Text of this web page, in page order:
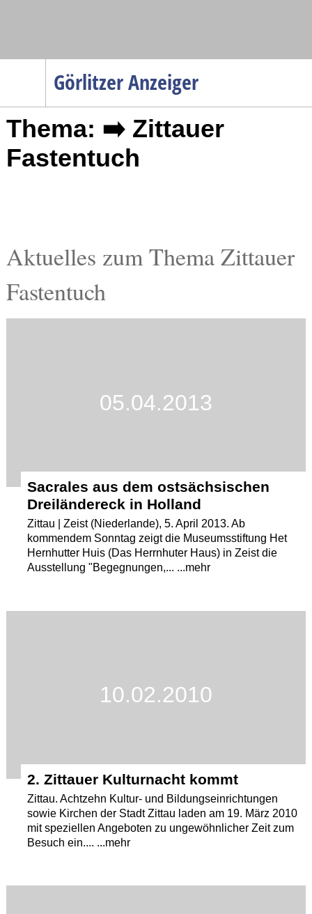
Görlitzer Anzeiger
Menüpunkte
Startseite
Gesellschaft
Gesundheit
Kultur
Thema: ➡️ Zittauer
Fastentuch
Aktuelles zum Thema Zittauer
Fastentuch
05.04.2013
Sacrales aus dem ostsächsischen
Dreiländereck in Holland
Zittau | Zeist (Niederlande), 5. April 2013. Ab
kommendem Sonntag zeigt die Museumsstiftung Het
Hernhutter Huis (Das Herrnhuter Haus) in Zeist die
Ausstellung "Begegnungen,... ...mehr
10.02.2010
2. Zittauer Kulturnacht kommt
Zittau. Achtzehn Kultur- und Bildungseinrichtungen
sowie Kirchen der Stadt Zittau laden am 19. März 2010
mit speziellen Angeboten zu ungewöhnlicher Zeit zum
Besuch ein.... ...mehr